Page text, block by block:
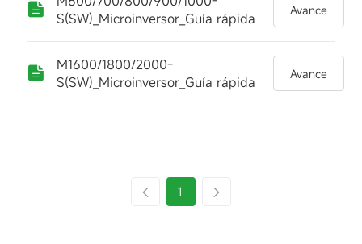
S(SW)_Microinversor_Guía rápida
Avance
M1600/1800/2000-
S(SW)_Microinversor_Guía rápida
Avance
1